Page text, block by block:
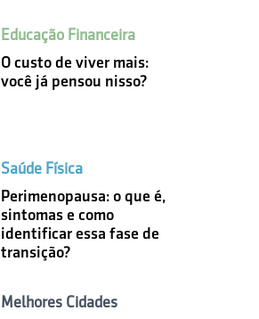
Educação Financeira
O custo de viver mais:
você já pensou nisso?
Saúde Física
Perimenopausa: o que é,
sintomas e como
identificar essa fase de
transição?
Melhores Cidades